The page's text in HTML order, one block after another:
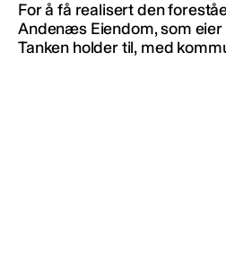
For å få realisert den
Andenæs Eiendom, som
Tanken holder til, med